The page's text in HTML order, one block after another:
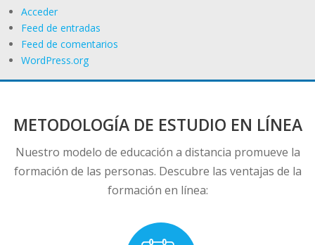
Acceder
Feed de entradas
Feed de comentarios
WordPress.org
METODOLOGÍA DE ESTUDIO EN LÍNEA
Nuestro modelo de educación a distancia promueve la
formación de las personas. Descubre las ventajas de la
formación en línea: